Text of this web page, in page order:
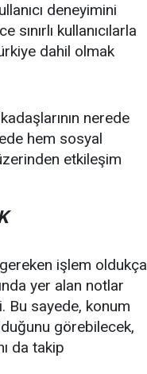
deneyimini
kullanıcılarla
dahil olmak
nerede
hem sosyal
etkileşim
işlem oldukça
yer alan notlar
Bu sayede, konum
görebilecek,
da takip